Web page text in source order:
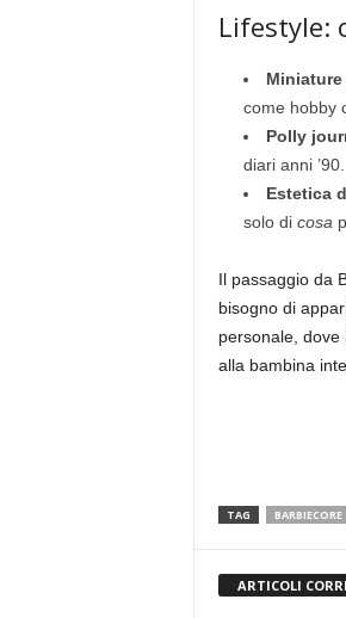
Lifestyle:
come hobby
Polly
diari anni ’90.
Estetica
solo di cosa
Il passaggio da
bisogno di
personale,
alla bambina
TAG BARBIECORE
ARTICOLI